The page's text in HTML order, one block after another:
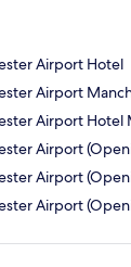
Airport Hotel
Airport
Airport Hotel
Airport
Airport
Airport